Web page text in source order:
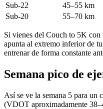
Sub-22
45–55 km
Sub-20
55–70 km
Si vienes del Couch to 5K
apunta al extremo inferior de
entrenar de forma constante
Semana pico de
Así se ve la semana 5 para un
(VDOT aproximadamente